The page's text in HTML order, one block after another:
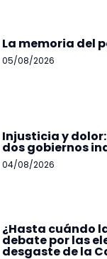
La memoria del
05/08/2026
Injusticia y
dos gobiernos
04/08/2026
¿Hasta cuándo
debate por las
desgaste de la